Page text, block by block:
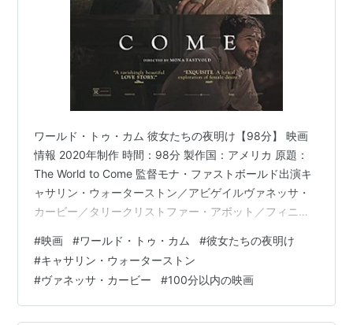
ワールド・トゥ・カム 彼女たちの夜明け【98分】 映画
情報 2020年制作 時間：98分 製作国：アメリカ 原題：
The World to Come 監督モナ・ファストボールド出演キ
ャサリン・ウォーターストン／アビゲイルヴァネッサ・
カービー／タリークリストファー・アボット／フィニー
アメリカ北東部。農家の妻アビゲイルは、娘を病で亡く
した悲しみに暮れながら、寡黙な夫ダイアーの要求に応
えようと気を配る日々を過ごしていた。そんな彼女の前
に現れた新しい隣人タリーもまた、嫉妬深い夫フィニー
#映画 #ワールド・トゥ・カム #彼女たちの夜明け
#キャサリン・ウォーターストン
#ヴァネッサ・カービー #100分以内の映画